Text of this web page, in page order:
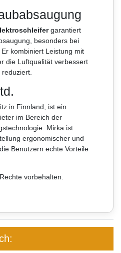
garantiert
besonders bei
kombiniert Leistung mit
die Luftqualität verbessert
in Finnland, ist ein
im Bereich der
Mirka ist
ergonomischer und
Benutzern echte Vorteile
vorbehalten.